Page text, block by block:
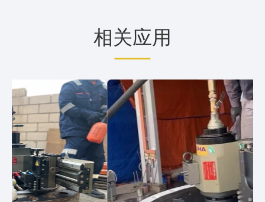
相关应用